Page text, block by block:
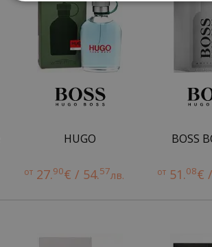
HUGO
от 27.90€ / 54.57лв.
BOSS
от 51.08€